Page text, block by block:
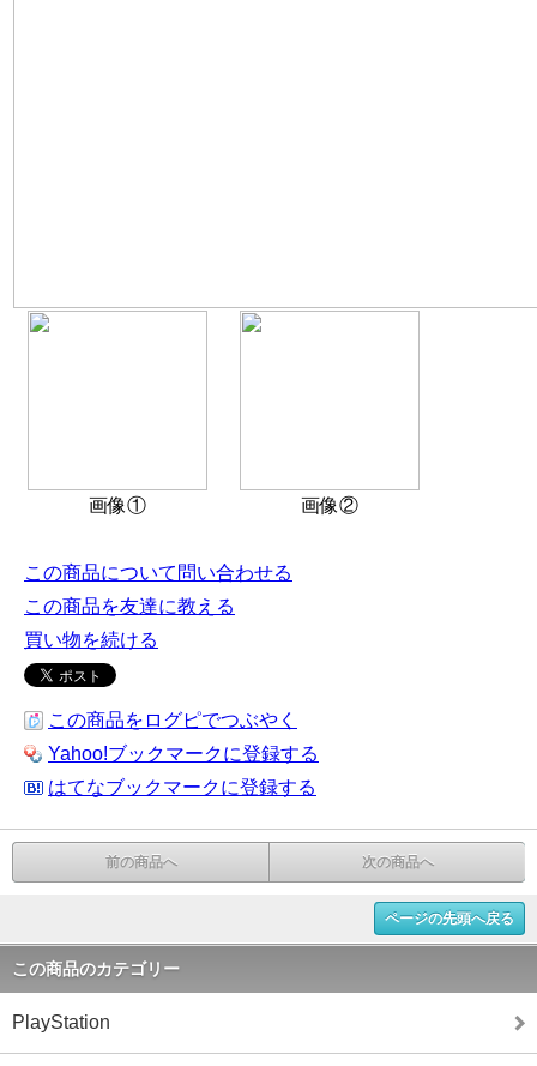
画像① 画像②
この商品について問い合わせる
この商品を友達に教える
買い物を続ける
この商品をログピでつぶやく
Yahoo!ブックマークに登録する
はてなブックマークに登録する
前の商品へ 次の商品へ
ページの先頭へ戻る
この商品のカテゴリー
PlayStation